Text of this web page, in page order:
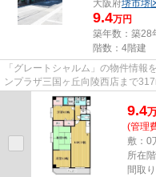
大阪府堺市堺
9.4万円
築年数：築28
階数：4階建
「グレートシャルム」の物件情報
ンプラザ三国ヶ丘向陵西店まで
す。清潔な敷地内ごみ置き場も...
9.4
(管理
敷：0
所在
間取